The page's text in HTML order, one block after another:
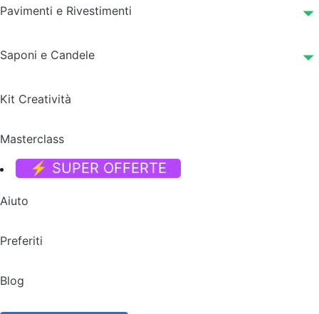
Pavimenti e Rivestimenti
Saponi e Candele
Kit Creatività
Masterclass
⚡ SUPER OFFERTE
Aiuto
Preferiti
Blog